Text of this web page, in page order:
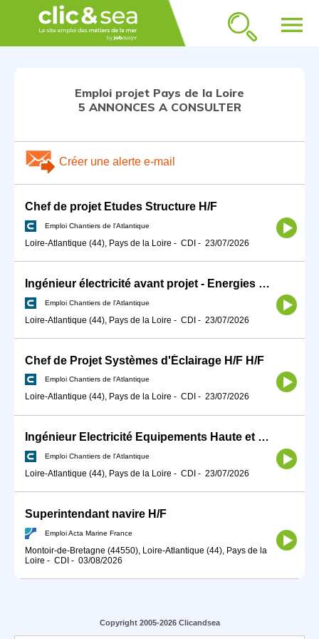
menu
Emploi projet Pays de la Loire
5 ANNONCES A CONSULTER
Créer une alerte e-mail
Chef de projet Etudes Structure H/F
Emploi Chantiers de l'Atlantique
Loire-Atlantique (44), Pays de la Loire - CDI - 23/07/2026
Ingénieur électricité avant projet - Energies Marines H/F
Emploi Chantiers de l'Atlantique
Loire-Atlantique (44), Pays de la Loire - CDI - 23/07/2026
Chef de Projet Systèmes d'Éclairage H/F H/F
Emploi Chantiers de l'Atlantique
Loire-Atlantique (44), Pays de la Loire - CDI - 23/07/2026
Ingénieur Electricité Equipements Haute et moyenne tension H/F
Emploi Chantiers de l'Atlantique
Loire-Atlantique (44), Pays de la Loire - CDI - 23/07/2026
Superintendant navire H/F
Emploi Acta Marine France
Montoir-de-Bretagne (44550), Loire-Atlantique (44), Pays de la
Loire - CDI - 03/08/2026
Copyright 2005-2026 Clicandsea